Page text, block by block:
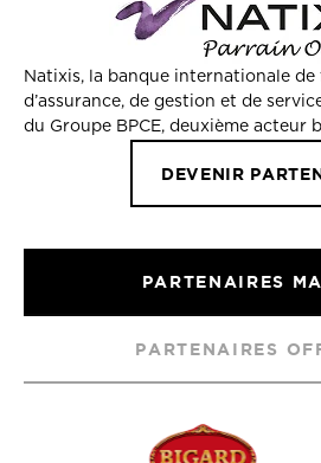
Natixis, la banque internationale de
d’assurance, de gestion et de
du Groupe BPCE, deuxième acteur
DEVENIR
PARTENAIRES
PARTENAIRES